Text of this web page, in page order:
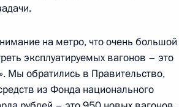
Николасом
3
на метро, что очень большой
эксплуатируемых вагонов – это
Мы обратились в Правительство,
из Фонда национального